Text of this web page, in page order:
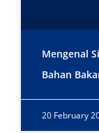
Mengenal
Bahan
20 February